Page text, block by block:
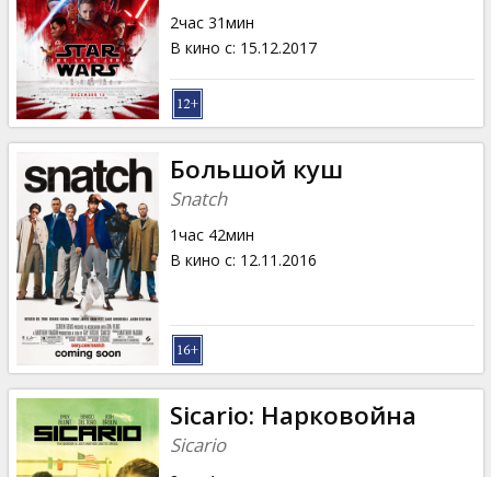
2час 31мин
В кино с: 15.12.2017
Большой куш
Snatch
1час 42мин
В кино с: 12.11.2016
Sicario: Нарковойна
Sicario